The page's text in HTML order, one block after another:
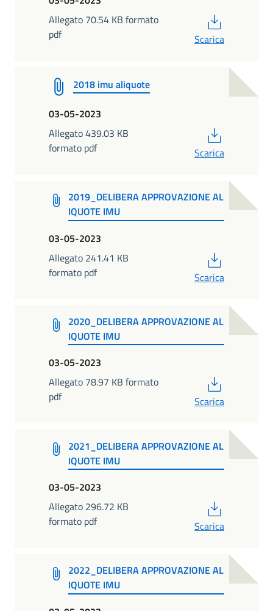
Allegato 70.54 KB formato
pdf
Scarica
2018 imu aliquote
03-05-2023
Allegato 439.03 KB
formato pdf
Scarica
2019_DELIBERA APPROVAZIONE AL
IQUOTE IMU
03-05-2023
Allegato 241.41 KB
formato pdf
Scarica
2020_DELIBERA APPROVAZIONE AL
IQUOTE IMU
03-05-2023
Allegato 78.97 KB formato
pdf
Scarica
2021_DELIBERA APPROVAZIONE AL
IQUOTE IMU
03-05-2023
Allegato 296.72 KB
formato pdf
Scarica
2022_DELIBERA APPROVAZIONE AL
IQUOTE IMU